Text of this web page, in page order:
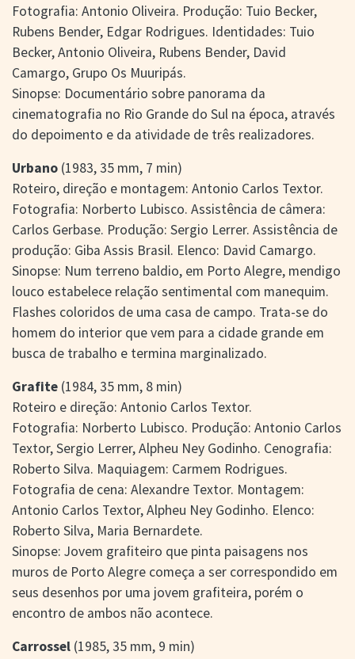
Fotografia: Antonio Oliveira. Produção: Tuio Becker,
Rubens Bender, Edgar Rodrigues. Identidades: Tuio
Becker, Antonio Oliveira, Rubens Bender, David
Camargo, Grupo Os Muuripás.
Sinopse: Documentário sobre panorama da
cinematografia no Rio Grande do Sul na época, através
do depoimento e da atividade de três realizadores.
Urbano (1983, 35 mm, 7 min)
Roteiro, direção e montagem: Antonio Carlos Textor.
Fotografia: Norberto Lubisco. Assistência de câmera:
Carlos Gerbase. Produção: Sergio Lerrer. Assistência de
produção: Giba Assis Brasil. Elenco: David Camargo.
Sinopse: Num terreno baldio, em Porto Alegre, mendigo
louco estabelece relação sentimental com manequim.
Flashes coloridos de uma casa de campo. Trata-se do
homem do interior que vem para a cidade grande em
busca de trabalho e termina marginalizado.
Grafite (1984, 35 mm, 8 min)
Roteiro e direção: Antonio Carlos Textor.
Fotografia: Norberto Lubisco. Produção: Antonio Carlos
Textor, Sergio Lerrer, Alpheu Ney Godinho. Cenografia:
Roberto Silva. Maquiagem: Carmem Rodrigues.
Fotografia de cena: Alexandre Textor. Montagem:
Antonio Carlos Textor, Alpheu Ney Godinho. Elenco:
Roberto Silva, Maria Bernardete.
Sinopse: Jovem grafiteiro que pinta paisagens nos
muros de Porto Alegre começa a ser correspondido em
seus desenhos por uma jovem grafiteira, porém o
encontro de ambos não acontece.
Carrossel (1985, 35 mm, 9 min)